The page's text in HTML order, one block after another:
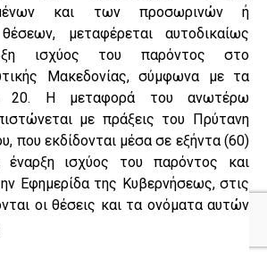
και των προσωρινών ή
μεταφέρεται αυτοδικαίως
ισχύος του παρόντος στο
Μακεδονίας, σύμφωνα με τα
Η μεταφορά του ανωτέρω
με πράξεις του Πρύτανη
που εκδίδονται μέσα σε εξήντα (60)
ισχύος του παρόντος και
Εφημερίδα της Κυβερνήσεως, στις
οι θέσεις και τα ονόματα αυτών